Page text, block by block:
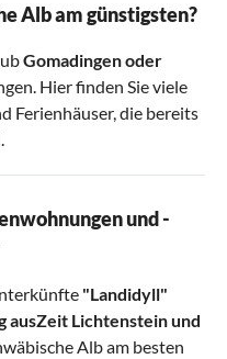
Alb am günstigsten?
Gomadingenoder
Hier finden Sie viele
Ferienhäuser, die bereits
und -
"Landidyll"
ausZeit Lichtensteinund
Alb am besten